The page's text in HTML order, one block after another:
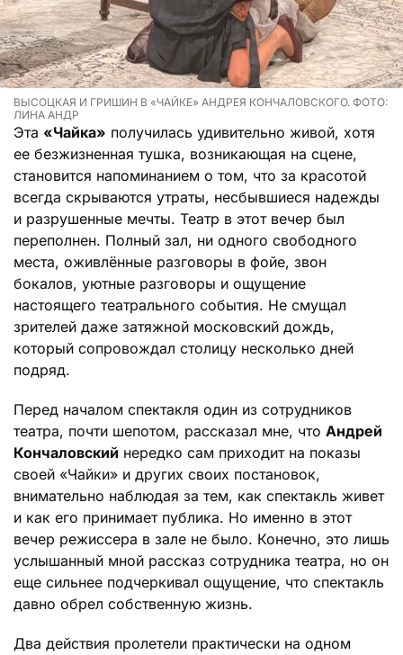
ВЫСОЦКАЯ И ГРИШИН В «ЧАЙКЕ» АНДРЕЯ КОНЧАЛОВСКОГО. ФОТО:
ЛИНА АНДР
Эта «Чайка» получилась удивительно живой, хотя
ее безжизненная тушка, возникающая на сцене,
становится напоминанием о том, что за красотой
всегда скрываются утраты, несбывшиеся надежды
и разрушенные мечты. Театр в этот вечер был
переполнен. Полный зал, ни одного свободного
места, оживлённые разговоры в фойе, звон
бокалов, уютные разговоры и ощущение
настоящего театрального события. Не смущал
зрителей даже затяжной московский дождь,
который сопровождал столицу несколько дней
подряд.
Перед началом спектакля один из сотрудников
театра, почти шепотом, рассказал мне, что Андрей
Кончаловский нередко сам приходит на показы
своей «Чайки» и других своих постановок,
внимательно наблюдая за тем, как спектакль живет
и как его принимает публика. Но именно в этот
вечер режиссера в зале не было. Конечно, это лишь
услышанный мной рассказ сотрудника театра, но он
еще сильнее подчеркивал ощущение, что спектакль
давно обрел собственную жизнь.
Два действия пролетели практически на одном